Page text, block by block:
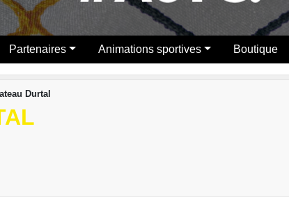
Partenaires Animations sportives Boutique
Durtal